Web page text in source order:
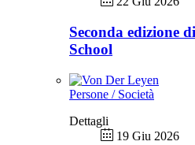
Seconda edizione
School
Persone / Società
Dettagli
19 Giu 2026